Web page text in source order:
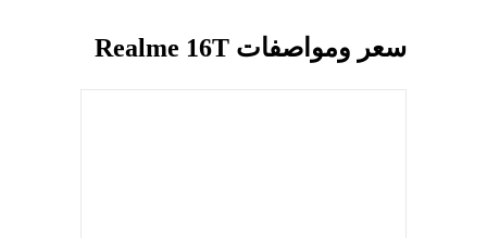
سعر ومواصفات Realme 16T